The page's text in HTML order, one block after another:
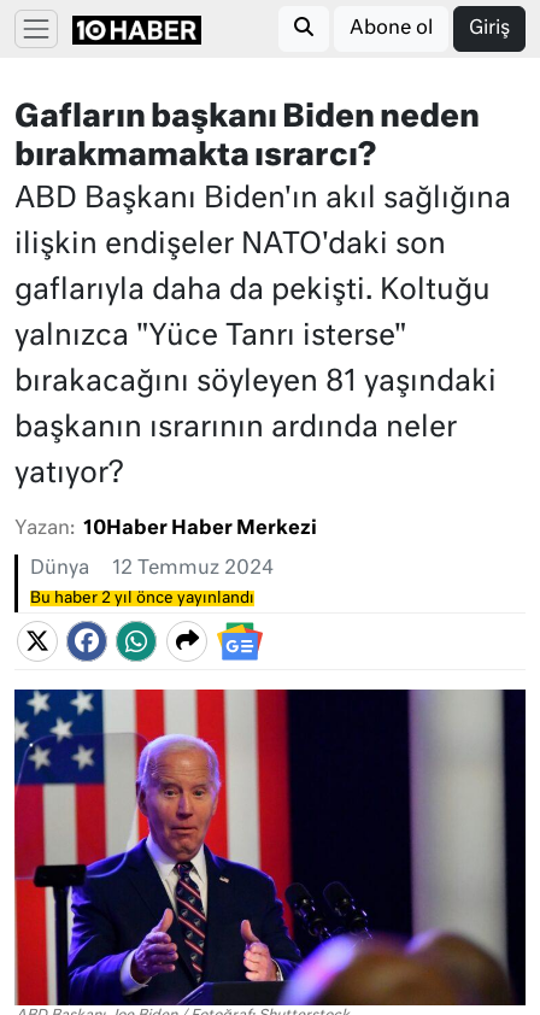
Abone ol Giriş
Gafların başkanı Biden neden
bırakmamakta ısrarcı?
ABD Başkanı Biden'ın akıl sağlığına
ilişkin endişeler NATO'daki son
gaflarıyla daha da pekişti. Koltuğu
yalnızca "Yüce Tanrı isterse"
bırakacağını söyleyen 81 yaşındaki
başkanın ısrarının ardında neler
yatıyor?
Yazan: 10Haber Haber Merkezi
Dünya 12 Temmuz 2024
Bu haber 2 yıl önce yayınlandı